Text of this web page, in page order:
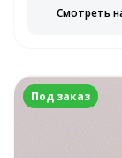
Смотреть
Под заказ